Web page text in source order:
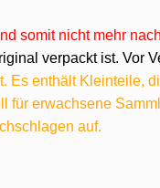
somit nicht mehr
verpackt ist. Vor
Es enthält Kleinteile,
für erwachsene
auf.